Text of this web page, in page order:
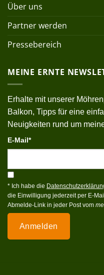
Über uns
Partner werden
Pressebereich
MEINE ERNTE
Erhalte mit unserer
Balkon, Tipps für eine
Neuigkeiten rund um
E-Mail*
* Ich habe die
die Einwilligung jederzeit per E-
Abmelde-Link in jeder Post vom
Anmelden